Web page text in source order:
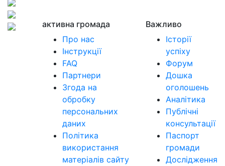
активна громада
Про нас
Інструкції
FAQ
Партнери
Згода на
обробку
персональних
даних
Політика
використання
матеріалів сайту
Важливо
Історії
успіху
Форум
Дошка
оголошень
Аналітика
Публічні
консультації
Паспорт
громади
Дослідження